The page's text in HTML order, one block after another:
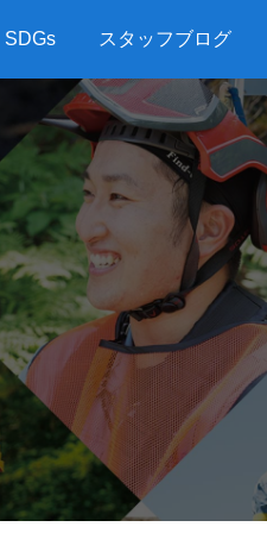
SDGs スタッフブログ